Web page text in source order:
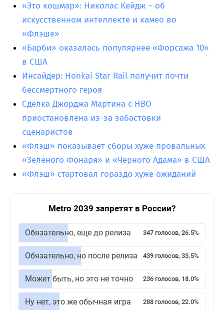
«Это кошмар»: Николас Кейдж – об
искусственном интеллекте и камео во
«Флэше»
«Барби» оказалась популярнее «Форсажа 10»
в США
Инсайдер: Honkai Star Rail получит почти
бессмертного героя
Сделка Джорджа Мартина с HBO
приостановлена из-за забастовки
сценаристов
«Флэш» показывает сборы хуже провальных
«Зеленого Фонаря» и «Черного Адама» в США
«Флэш» стартовал гораздо хуже ожиданий
Metro 2039 запретят в России?
Обязательно, еще до релиза 347 голосов, 26.5%
Обязательно, но после релиза 439 голосов, 33.5%
Может быть, но это не точно 236 голосов, 18.0%
Ну нет, это же обычная игра 288 голосов, 22.0%